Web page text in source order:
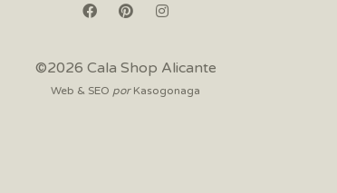
©2026 Cala Shop Alicante
Web & SEO por Kasogonaga